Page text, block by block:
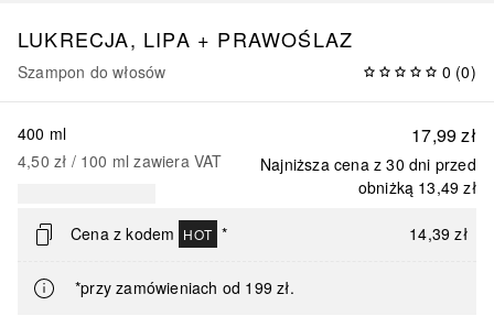
LUKRECJA, LIPA + PRAWOŚLAZ
Szampon do włosów 0 (0)
17,99 zł
Najniższa cena z 30 dni przed
obniżką 13,49 zł
400 ml
4,50 zł / 100 ml zawiera VAT
Cena z kodem HOT * 14,39 zł
*przy zamówieniach od 199 zł.